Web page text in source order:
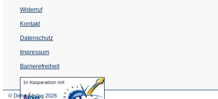
Widerruf
Kontakt
Datenschutz
Impressum
Barrierefreiheit
(Öffnet
in
© Dehm Verlag 2026